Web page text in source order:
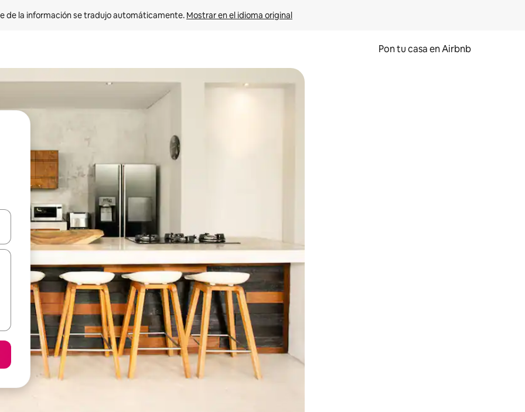
de la información se tradujo automáticamente. Mostrar en el idioma original
Pon tu casa en Airbnb
las teclas de flecha hacia arriba y hacia abajo o explora con el tacto o desliza el dedo.